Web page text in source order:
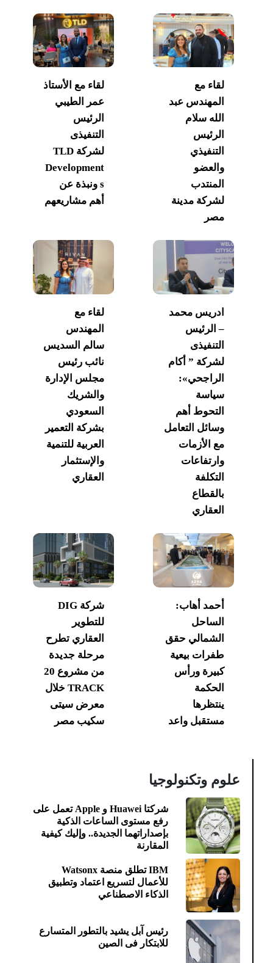
لقاء مع
المهندس عبد
الله سلام
الرئيس
التنفيذي
والعضو
المنتدب
لشركة مدينة
مصر
لقاء مع الأستاذ
عمر الطيبي
الرئيس
التنفيذى
لشركة TLD
Development
s ونبذة عن
أهم مشاريعهم
ادريس محمد
– الرئيس
التنفيذى
لشركة ” أكام
الراجحي»:
سياسة
التحوط أهم
وسائل التعامل
مع الأزمات
وارتفاعات
التكلفة
بالقطاع
العقاري
لقاء مع
المهندس
سالم السديس
نائب رئيس
مجلس الإدارة
والشريك
السعودي
بشركة التعمير
العربية للتنمية
والإستثمار
العقاري
أحمد أهاب:
الساحل
الشمالي حقق
طفرات بيعية
كبيرة ورأس
الحكمة
ينتظرها
مستقبل واعد
شركة DIG
للتطوير
العقاري تطرح
مرحلة جديدة
من مشروع 20
TRACK خلال
معرض سيتى
سكيب مصر
علوم وتكنولوجيا
شركتا Huawei و Apple تعمل على
رفع مستوى الساعات الذكية
بإصداراتهما الجديدة.. وإليك كيفية
المقارنة
IBM تطلق منصة Watsonx
للأعمال لتسريع اعتماد وتطبيق
الذكاء الاصطناعي
رئيس آبل يشيد بالتطور المتسارع
للابتكار فى الصين